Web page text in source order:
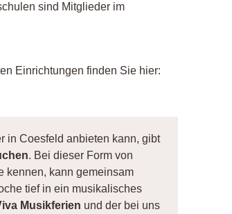
sind Mitglieder im
Einrichtungen finden Sie hier:
in Coesfeld anbieten kann, gibt
. Bei dieser Form von
kennen, kann gemeinsam
tief in ein musikalisches
Musikferien und der bei uns